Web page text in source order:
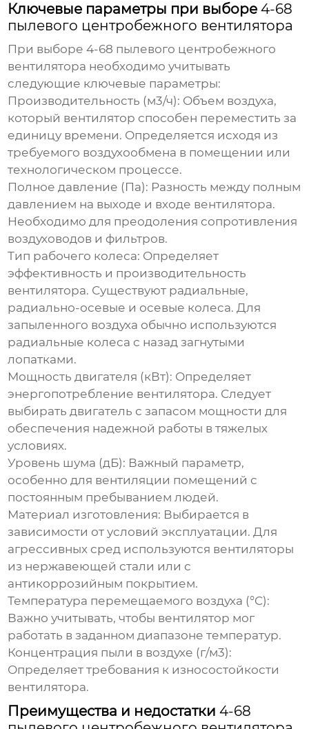
Ключевые параметры при выборе4-68
пылевого центробежного вентилятора
При выборе4-68 пылевого центробежного
вентилятора необходимо учитывать
следующие ключевые параметры:
Производительность (м3/ч): Объем воздуха,
который вентилятор способен переместить за
единицу времени. Определяется исходя из
требуемого воздухообмена в помещении или
технологическом процессе.
Полное давление (Па): Разность между полным
давлением на выходе и входе вентилятора.
Необходимо для преодоления сопротивления
воздуховодов и фильтров.
Тип рабочего колеса: Определяет
эффективность и производительность
вентилятора. Существуют радиальные,
радиально-осевые и осевые колеса. Для
запыленного воздуха обычно используются
радиальные колеса с назад загнутыми
лопатками.
Мощность двигателя (кВт): Определяет
энергопотребление вентилятора. Следует
выбирать двигатель с запасом мощности для
обеспечения надежной работы в тяжелых
условиях.
Уровень шума (дБ): Важный параметр,
особенно для вентиляции помещений с
постоянным пребыванием людей.
Материал изготовления: Выбирается в
зависимости от условий эксплуатации. Для
агрессивных сред используются вентиляторы
из нержавеющей стали или с
антикоррозийным покрытием.
Температура перемещаемого воздуха (°C):
Важно учитывать, чтобы вентилятор мог
работать в заданном диапазоне температур.
Концентрация пыли в воздухе (г/м3):
Определяет требования к износостойкости
вентилятора.
Преимущества и недостатки4-68